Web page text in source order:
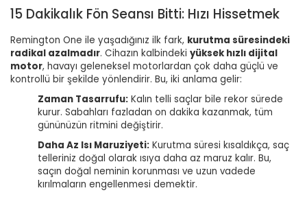
15 Dakikalık Fön Seansı Bitti: Hızı Hissetmek
Remington One ile yaşadığınız ilk fark, kurutma süresindeki
radikal azalmadır. Cihazın kalbindeki yüksek hızlı dijital
motor, havayı geleneksel motorlardan çok daha güçlü ve
kontrollü bir şekilde yönlendirir. Bu, iki anlama gelir:
Zaman Tasarrufu: Kalın telli saçlar bile rekor sürede
kurur. Sabahları fazladan on dakika kazanmak, tüm
gününüzün ritmini değiştirir.
Daha Az Isı Maruziyeti: Kurutma süresi kısaldıkça, saç
telleriniz doğal olarak ısıya daha az maruz kalır. Bu,
saçın doğal neminin korunması ve uzun vadede
kırılmaların engellenmesi demektir.